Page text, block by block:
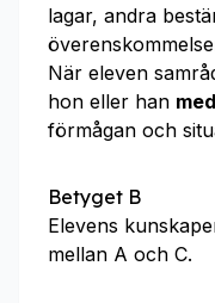
lagar, andra
När eleven
hon eller han
förmågan och
Betyget B
Elevens
mellan A och C.